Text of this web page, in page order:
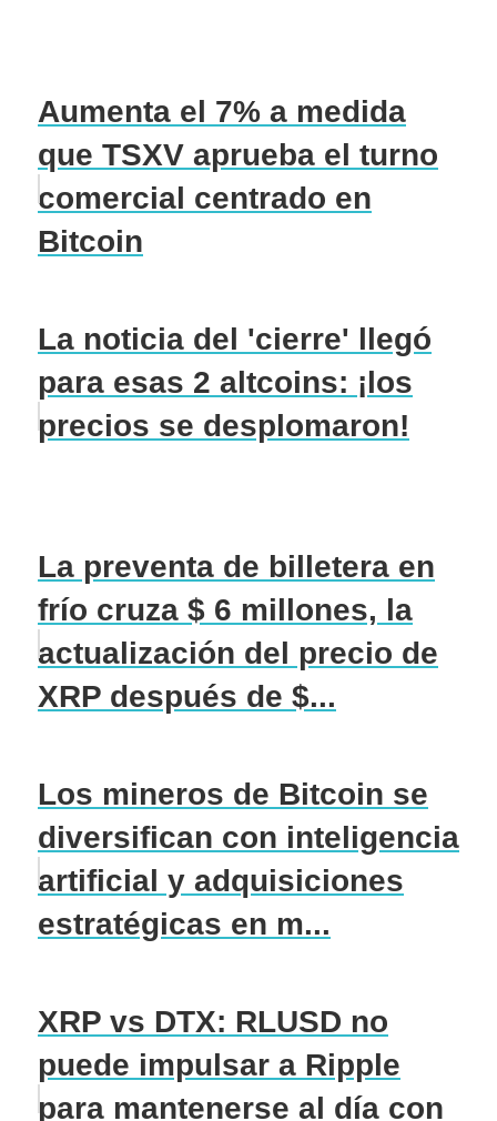
Aumenta el 7% a medida
que TSXV aprueba el turno
comercial centrado en
Bitcoin
La noticia del 'cierre' llegó
para esas 2 altcoins: ¡los
precios se desplomaron!
La preventa de billetera en
frío cruza $ 6 millones, la
actualización del precio de
XRP después de $...
Los mineros de Bitcoin se
diversifican con inteligencia
artificial y adquisiciones
estratégicas en m...
XRP vs DTX: RLUSD no
puede impulsar a Ripple
para mantenerse al día con